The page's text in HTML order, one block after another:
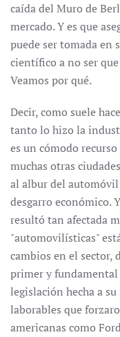
caída del Muro de
mercado. Y es que
puede ser tomada en
científico a no ser
Veamos por qué.
Decir, como suele
tanto lo hizo la
es un cómodo
muchas otras
al albur del
desgarro económico.
resultó tan afectada
"automovilísticas"
cambios en el sector,
primer y
legislación hecha a
laborables que
americanas como